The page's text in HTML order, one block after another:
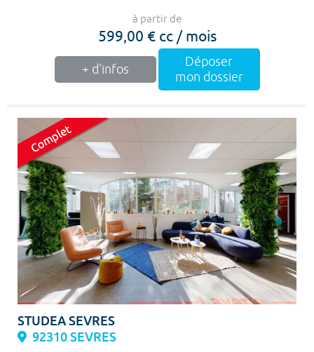
à partir de
599,00 € cc / mois
+ d'infos
Déposer
mon dossier
STUDEA SEVRES
92310 SEVRES